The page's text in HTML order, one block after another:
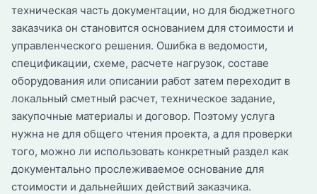
техническая часть документации, но для бюджетного
заказчика он становится основанием для стоимости и
управленческого решения. Ошибка в ведомости,
спецификации, схеме, расчете нагрузок, составе
оборудования или описании работ затем переходит в
локальный сметный расчет, техническое задание,
закупочные материалы и договор. Поэтому услуга
нужна не для общего чтения проекта, а для проверки
того, можно ли использовать конкретный раздел как
документально прослеживаемое основание для
стоимости и дальнейших действий заказчика.